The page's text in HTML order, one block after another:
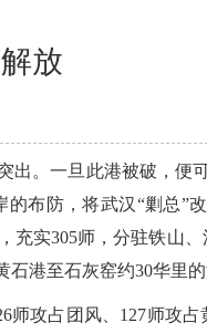
放
。一旦此港被破，便
布防，将武汉“剿总”
充实305师，分驻铁山
港至石灰窑约30华里的
攻占团风、127师攻占